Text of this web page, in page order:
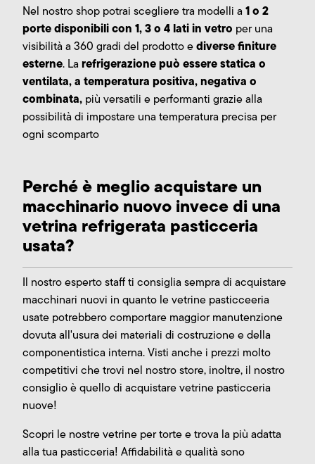
Nel nostro shop potrai scegliere tra modelli a 1 o 2
porte disponibili con 1, 3 o 4 lati in vetro per una
visibilità a 360 gradi del prodotto ediverse finiture
esterne. La refrigerazione può essere statica o
ventilata, a temperatura positiva, negativa o
combinata, più versatili e performanti grazie alla
possibilità di impostare una temperatura precisa per
ogni scomparto
Perché è meglio acquistare un
macchinario nuovo invece di una
vetrina refrigerata pasticceria
usata?
Il nostro esperto staff ti consiglia sempra di acquistare
macchinari nuovi in quanto le vetrine pasticceeria
usate potrebbero comportare maggior manutenzione
dovuta all'usura dei materiali di costruzione e della
componentistica interna. Visti anche i prezzi molto
competitivi che trovi nel nostro store, inoltre, il nostro
consiglio è quello di acquistare vetrine pasticceria
nuove!
Scopri le nostre vetrine per torte e trova la più adatta
alla tua pasticceria! Affidabilità e qualità sono